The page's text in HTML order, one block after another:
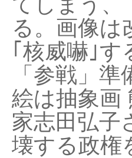
る。画像は
｢核威嚇｣
「参戦」
絵は抽象画
家志田弘子
壊する政権